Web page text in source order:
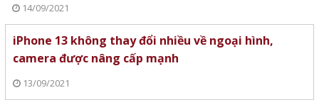
14/09/2021
iPhone 13 không thay đổi nhiều về ngoại hình,
camera được nâng cấp mạnh
13/09/2021